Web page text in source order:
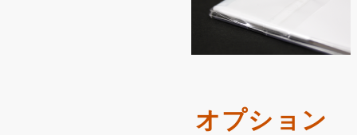
オプション